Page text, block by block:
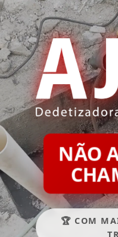
NÃO
🏆 COM